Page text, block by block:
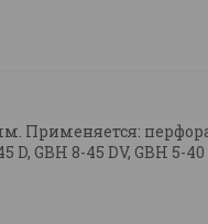
GBH 8-45 DV, GBH 5-